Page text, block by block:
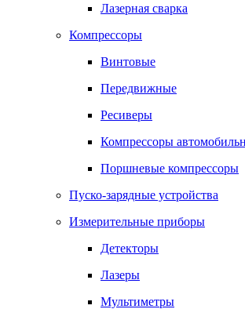
Лазерная сварка
Компрессоры
Винтовые
Передвижные
Ресиверы
Компрессоры
Поршневые компрессоры
Пуско-зарядные устройства
Измерительные приборы
Детекторы
Лазеры
Мультиметры